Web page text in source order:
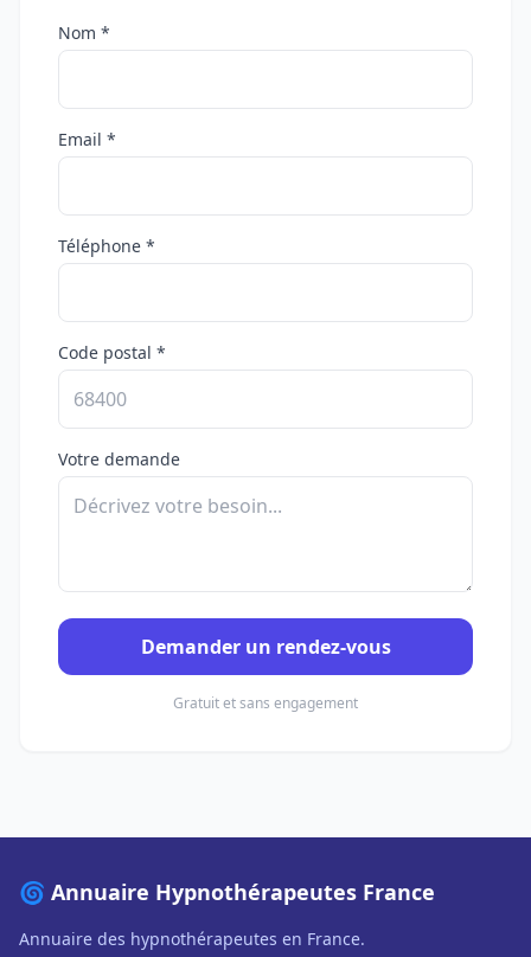
Nom *
Email *
Téléphone *
Code postal *
Votre demande
Demander un rendez-vous
Gratuit et sans engagement
🌀 Annuaire Hypnothérapeutes France
Annuaire des hypnothérapeutes en France.